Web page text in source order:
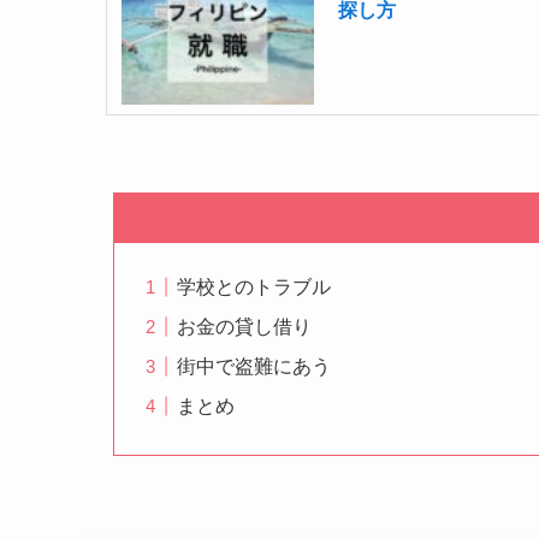
探し方
学校とのトラブル
お金の貸し借り
街中で盗難にあう
まとめ